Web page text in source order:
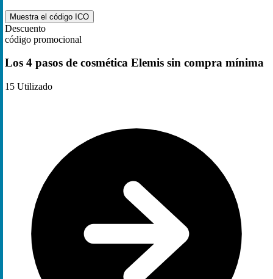
Muestra el código ICO
Descuento
código promocional
Los 4 pasos de cosmética Elemis sin compra mínima
15 Utilizado